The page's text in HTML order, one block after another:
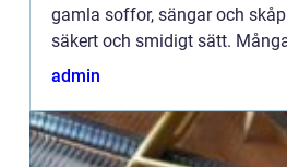
gamla soffor, sängar och
säkert och smidigt sätt.
admin